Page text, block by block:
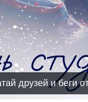
друзей и беги